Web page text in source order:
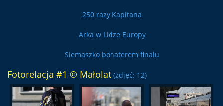
250 razy Kapitana
Arka w Lidze Europy
Siemaszko bohaterem finału
Fotorelacja #1 © Małolat (zdjęć: 12)